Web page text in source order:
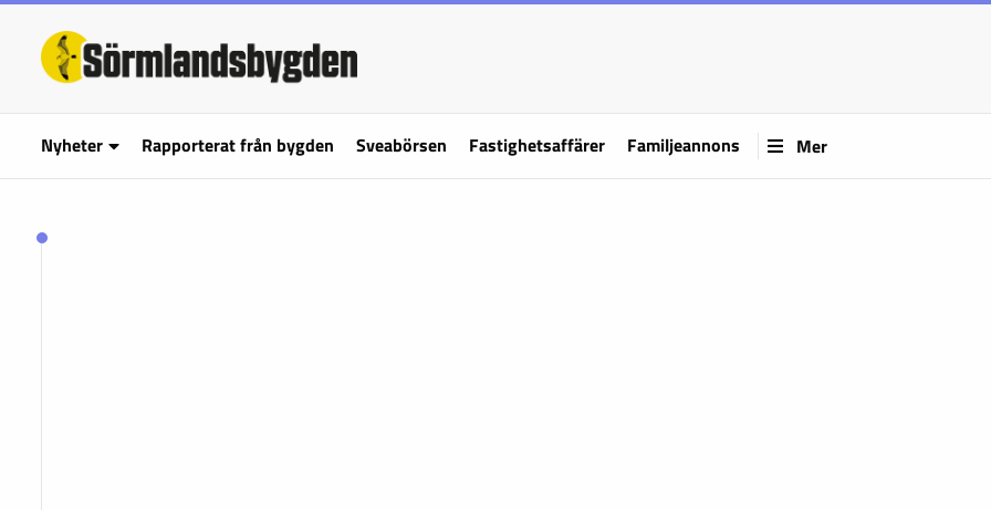
Nyheter Rapporterat från bygden Sveabörsen Fastighetsaffärer Familjeannons Mer